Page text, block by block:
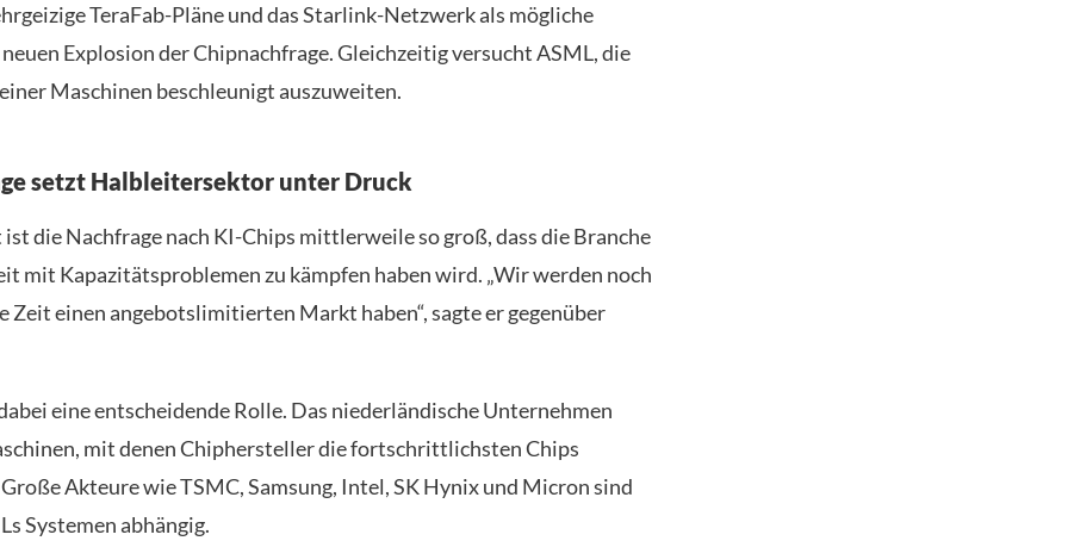
TeraFab-Pläne und das Starlink-Netzwerk als mögliche
Explosion der Chipnachfrage. Gleichzeitig versucht ASML, die
Maschinen beschleunigt auszuweiten.
setzt Halbleitersektor unter Druck
ist die Nachfrage nach KI-Chips mittlerweile so groß, dass die Branche
mit Kapazitätsproblemen zu kämpfen haben wird. „Wir werden noch
Zeit einen angebotslimitierten Markt haben“, sagte er gegenüber
eine entscheidende Rolle. Das niederländische Unternehmen
mit denen Chiphersteller die fortschrittlichsten Chips
Akteure wie TSMC, Samsung, Intel, SK Hynix und Micron sind
Systemen abhängig.